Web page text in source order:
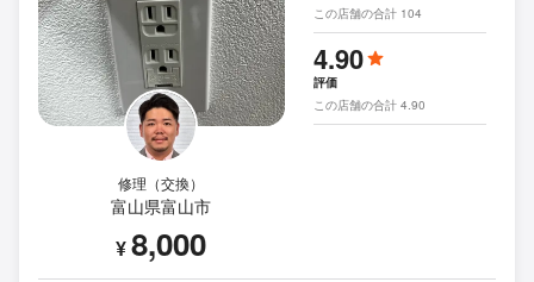
修理（交換）
富山県富山市
¥8,000
この店舗の合計 104
4.90
評価
この店舗の合計 4.90